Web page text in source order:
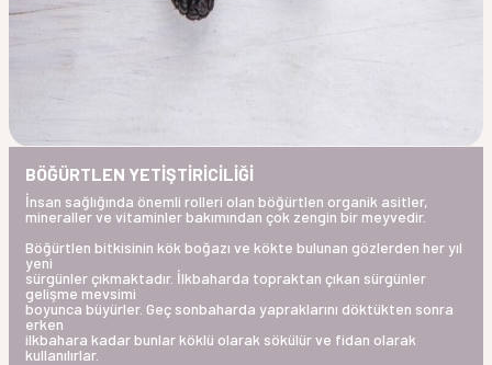
BÖĞÜRTLEN YETİŞTİRİCİLİĞİ
İnsan sağlığında önemli rolleri olan böğürtlen organik asitler,
mineraller ve vitaminler bakımından çok zengin bir meyvedir.
Böğürtlen bitkisinin kök boğazı ve kökte bulunan gözlerden her yıl
yeni
sürgünler çıkmaktadır. İlkbaharda topraktan çıkan sürgünler
gelişme mevsimi
boyunca büyürler. Geç sonbaharda yapraklarını döktükten sonra
erken
ilkbahara kadar bunlar köklü olarak sökülür ve fidan olarak
kullanılırlar.